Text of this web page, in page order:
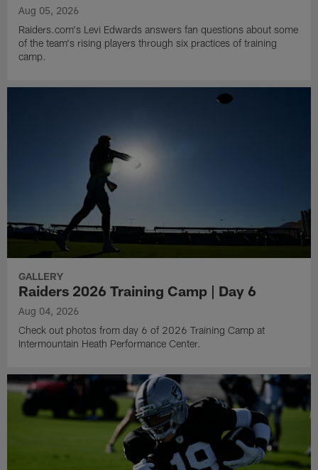
Aug 05, 2026
Raiders.com's Levi Edwards answers fan questions about some
of the team's rising players through six practices of training
camp.
GALLERY
Raiders 2026 Training Camp | Day 6
Aug 04, 2026
Check out photos from day 6 of 2026 Training Camp at
Intermountain Heath Performance Center.